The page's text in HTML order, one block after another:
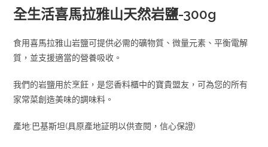
全生活喜馬拉雅山天然岩鹽-300g
食用喜馬拉雅山岩鹽可提供必需的礦物質、微量元素、平衡電解
質，並支援適當的營養吸收。
我們的岩鹽用於烹飪，是您香料櫃中的寶貴盟友，可為您的所有
家常菜創造美味的調味料。
產地:巴基斯坦(具原產地証明以供查閱，信心保證)